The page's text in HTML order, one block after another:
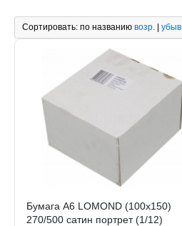
Сортировать: по названию возр. | убыв.
Бумага А6 LOMOND (100х150)
270/500 сатин портрет (1/12)